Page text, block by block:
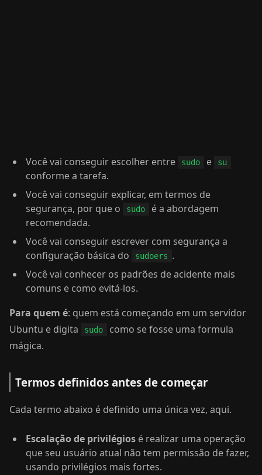
Você vai conseguir escolher entre sudo e su
conforme a tarefa.
Você vai conseguir explicar, em termos de
segurança, por que o
sudo
é a abordagem
recomendada.
Você vai conseguir escrever com segurança a
configuração básica do
sudoers .
Você vai conhecer os padrões de acidente mais
comuns e como evitá-los.
Para quem é: quem está começando em um servidor
Ubuntu e digita
sudo
como se fosse uma formula
mágica.
Termos definidos antes de começar
Cada termo abaixo é definido uma única vez, aqui.
Escalação de privilégios é realizar uma operação
que seu usuário atual não tem permissão de fazer,
usando privilégios mais fortes.